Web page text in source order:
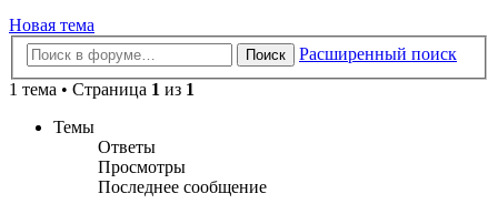
Новая тема
Поиск
Расширенный поиск
1 тема • Страница 1 из 1
Темы
Ответы
Просмотры
Последнее сообщение